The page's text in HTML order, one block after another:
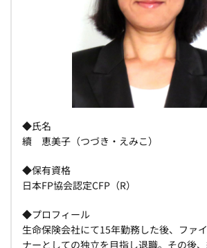
◆氏名
續 恵美子（つづき・えみこ）
◆保有資格
日本FP協会認定CFP（R）
◆プロフィール
生命保険会社にて15年勤務した後、ファ
ナーとしての独立を目指し退職。その後